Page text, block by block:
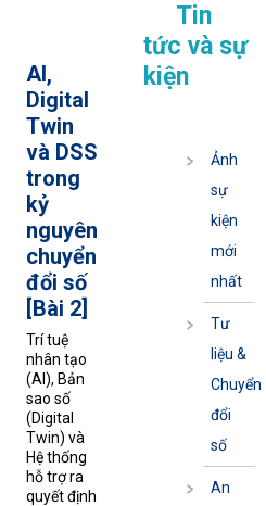
AI,
Digital
Twin
và DSS
trong
kỷ
nguyên
chuyển
đổi số
[Bài 2]
Trí tuệ
nhân tạo
(AI), Bản
sao số
(Digital
Twin) và
Hệ thống
hỗ trợ ra
quyết định
Tin
tức và sự
kiện
Ảnh
sự
kiện
mới
nhất
Tư
liệu &
Chuyển
đổi
số
An